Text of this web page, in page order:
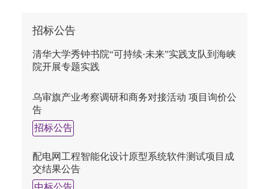
招标公告
清华大学秀钟书院“可持续·未来”实践支队到海峡
院开展专题实践
乌审旗产业考察调研和商务对接活动 项目询价公
告
招标公告
配电网工程智能化设计原型系统软件测试项目成
交结果公告
中标公告